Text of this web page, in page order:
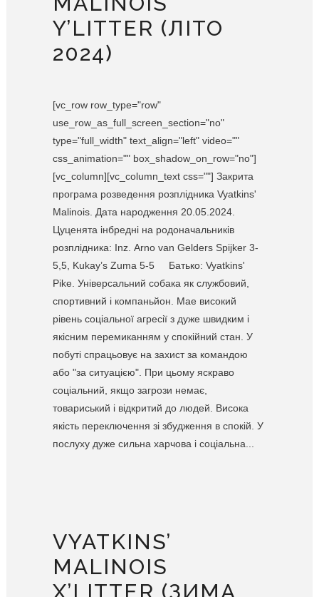
Y’LITTER (ЛІТО
2024)
[vc_row row_type="row"
use_row_as_full_screen_section="no"
type="full_width" text_align="left" video=""
css_animation="" box_shadow_on_row="no"]
[vc_column][vc_column_text css=""] Закрита
програма розведення розплідника Vyatkins'
Malinois. Дата народження 20.05.2024.
Цуценята інбредні на родоначальників
розплідника: Inz. Arno van Gelders Spijker 3-
5,5, Kukay’s Zuma 5-5 Батько: Vyatkins'
Pike. Універсальний собака як службовий,
спортивний і компаньйон. Мае високий
рівень соціальної агресії з дуже швидким і
якісним перемиканням у спокійний стан. У
побуті спрацьовує на захист за командою
або "за ситуацією". При цьому яскраво
соціальний, якщо загрози немає,
товариський і відкритий до людей. Висока
якість переключення зі збудження в спокій. У
послуху дуже сильна харчова і соціальна...
VYATKINS’
MALINOIS
X’LITTER (ЗИМА